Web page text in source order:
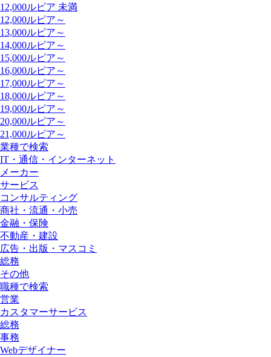
12,000ルピア 未満
12,000ルピア～
13,000ルピア～
14,000ルピア～
15,000ルピア～
16,000ルピア～
17,000ルピア～
18,000ルピア～
19,000ルピア～
20,000ルピア～
21,000ルピア～
業種で検索
IT・通信・インターネット
メーカー
サービス
コンサルティング
商社・流通・小売
金融・保険
不動産・建設
広告・出版・マスコミ
総務
その他
職種で検索
営業
カスタマーサービス
総務
事務
Webデザイナー